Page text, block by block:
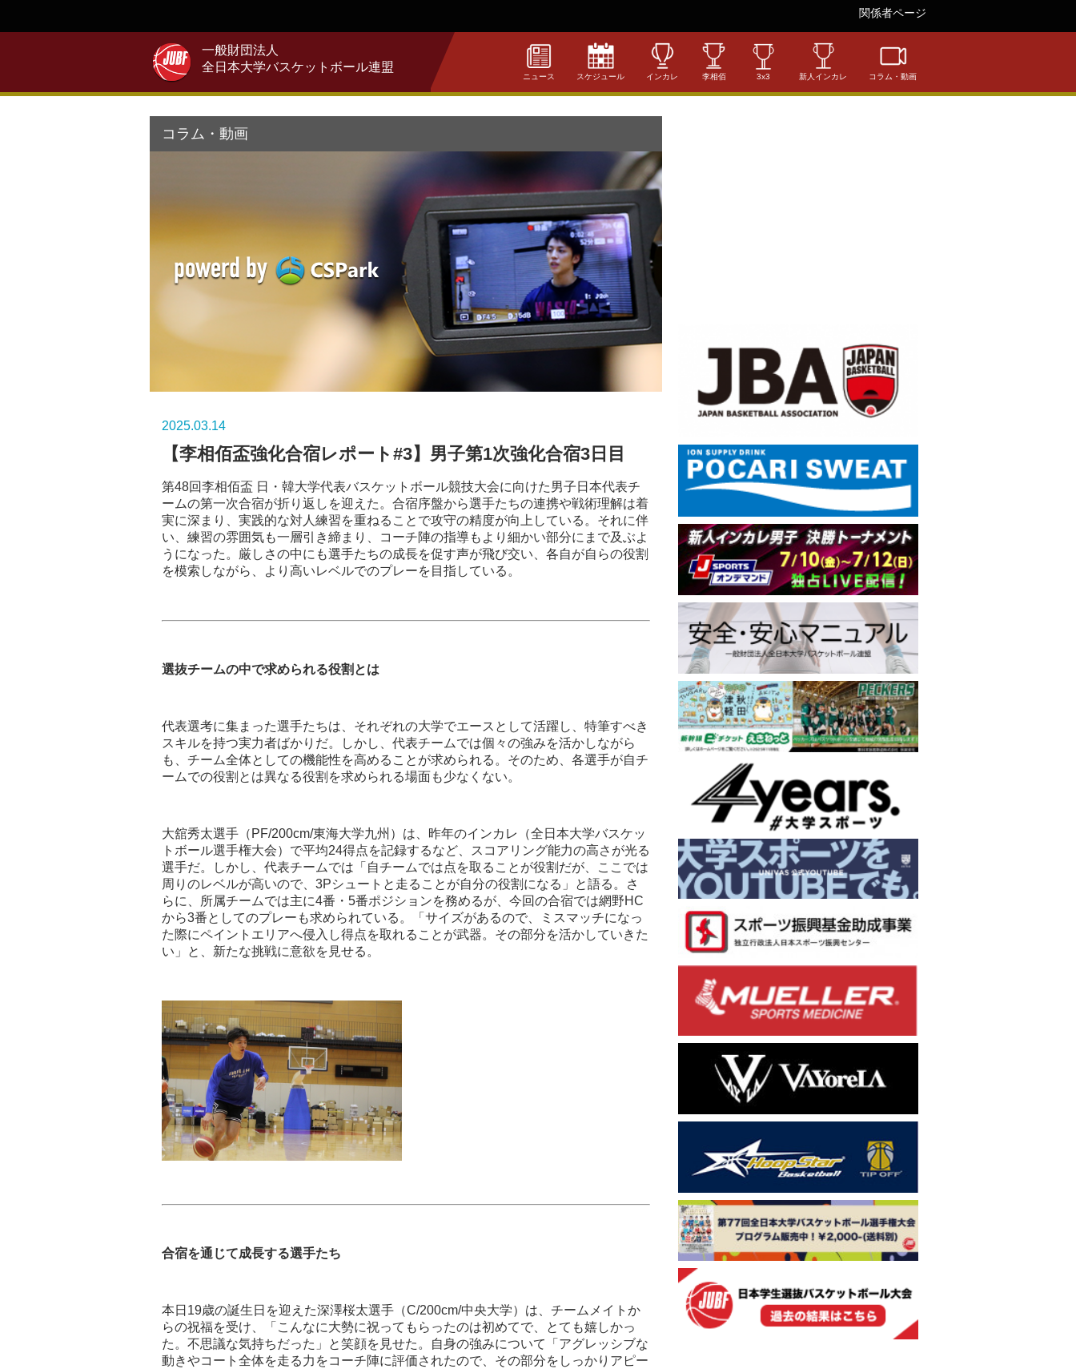
関係者ページ
一般財団法人
全日本大学バスケットボール連盟
ニュース スケジュール インカレ 李相佰 3x3 新人インカレ コラム・動画
コラム・動画
2025.03.14
【李相佰盃強化合宿レポート#3】男子第1次強化合宿3日目
第48回李相佰盃 日・韓大学代表バスケットボール競技大会に向けた男子日本代表チ
ームの第一次合宿が折り返しを迎えた。合宿序盤から選手たちの連携や戦術理解は着
実に深まり、実践的な対人練習を重ねることで攻守の精度が向上している。それに伴
い、練習の雰囲気も一層引き締まり、コーチ陣の指導もより細かい部分にまで及ぶよ
うになった。厳しさの中にも選手たちの成長を促す声が飛び交い、各自が自らの役割
を模索しながら、より高いレベルでのプレーを目指している。
選抜チームの中で求められる役割とは
代表選考に集まった選手たちは、それぞれの大学でエースとして活躍し、特筆すべき
スキルを持つ実力者ばかりだ。しかし、代表チームでは個々の強みを活かしながら
も、チーム全体としての機能性を高めることが求められる。そのため、各選手が自チ
ームでの役割とは異なる役割を求められる場面も少なくない。
大舘秀太選手（PF/200cm/東海大学九州）は、昨年のインカレ（全日本大学バスケッ
トボール選手権大会）で平均24得点を記録するなど、スコアリング能力の高さが光る
選手だ。しかし、代表チームでは「自チームでは点を取ることが役割だが、ここでは
周りのレベルが高いので、3Pシュートと走ることが自分の役割になる」と語る。さ
らに、所属チームでは主に4番・5番ポジションを務めるが、今回の合宿では網野HC
から3番としてのプレーも求められている。「サイズがあるので、ミスマッチになっ
た際にペイントエリアへ侵入し得点を取れることが武器。その部分を活かしていきた
い」と、新たな挑戦に意欲を見せる。
合宿を通じて成長する選手たち
本日19歳の誕生日を迎えた深澤桜太選手（C/200cm/中央大学）は、チームメイトか
らの祝福を受け、「こんなに大勢に祝ってもらったのは初めてで、とても嬉しかっ
た。不思議な気持ちだった」と笑顔を見せた。自身の強みについて「アグレッシブな
動きやコート全体を走る力をコーチ陣に評価されたので、その部分をしっかりアピー